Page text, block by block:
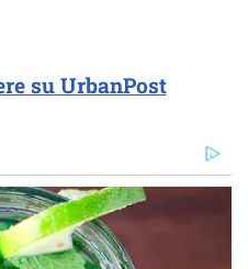
su UrbanPost